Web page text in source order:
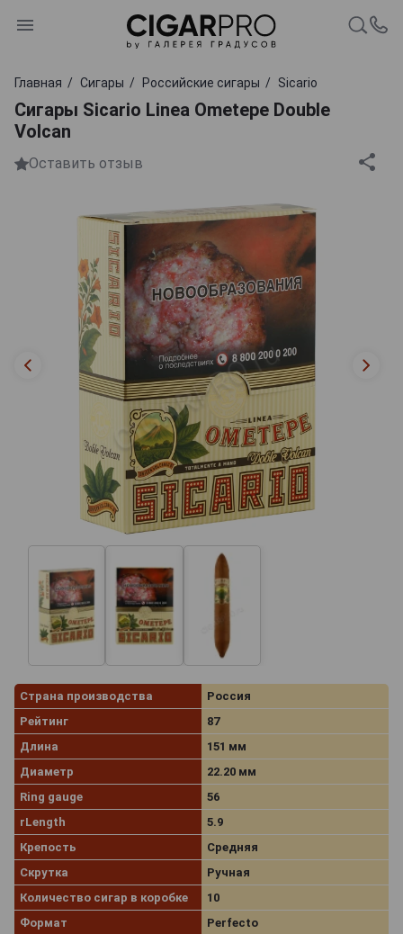
Главная Сигары Российские сигары Sicario
Сигары Sicario Linea Ometepe Double
Volcan
Оставить отзыв
Страна производства
Россия
Рейтинг
87
Длина
151 мм
Диаметр
22.20 мм
Ring gauge
56
rLength
5.9
Крепость
Средняя
Скрутка
Ручная
Количество сигар в коробке
10
Формат
Perfecto